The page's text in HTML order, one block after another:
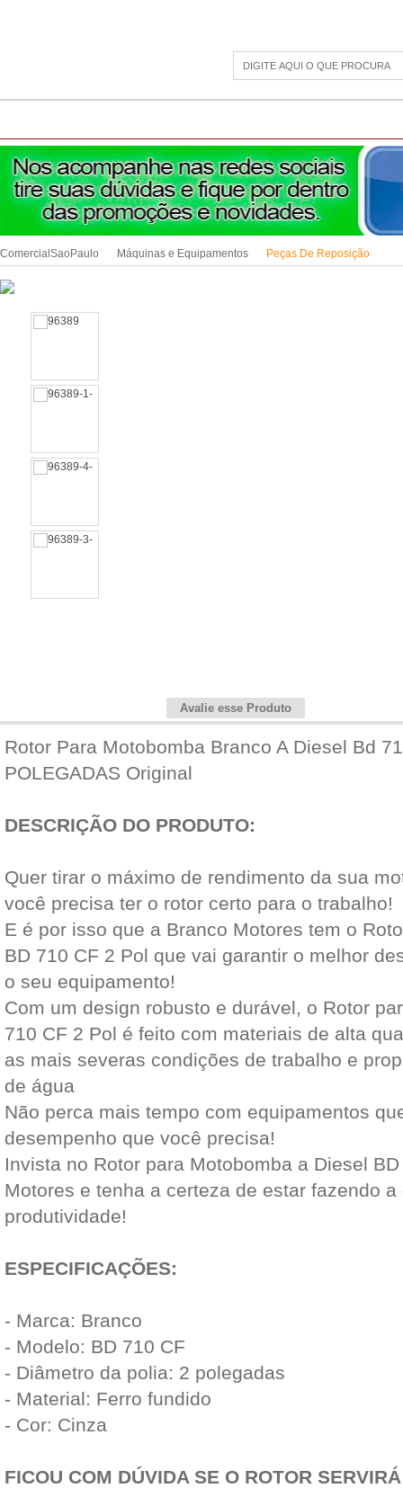
ComercialSaoPaulo Máquinas e Equipamentos Peças De Reposição
Avalie esse Produto
Rotor Para Motobomba Branco A Diesel Bd
POLEGADAS Original
DESCRIÇÃO DO PRODUTO:
Quer tirar o máximo de rendimento da sua
você precisa ter o rotor certo para o trabalho!
E é por isso que a Branco Motores tem o
BD 710 CF 2 Pol que vai garantir o melhor
o seu equipamento!
Com um design robusto e durável, o Rotor
710 CF 2 Pol é feito com materiais de alta
as mais severas condições de trabalho e
de água
Não perca mais tempo com equipamentos
desempenho que você precisa!
Invista no Rotor para Motobomba a Diesel
Motores e tenha a certeza de estar fazendo
produtividade!
ESPECIFICAÇÕES:
- Marca: Branco
- Modelo: BD 710 CF
- Diâmetro da polia: 2 polegadas
- Material: Ferro fundido
- Cor: Cinza
FICOU COM DÚVIDA SE O ROTOR